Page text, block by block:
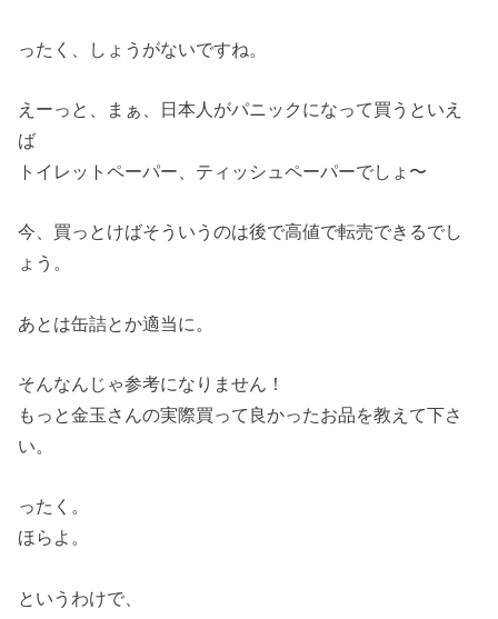
ったく、しょうがないですね。
えーっと、まぁ、日本人がパニックになって買うといえ
ば
トイレットペーパー、ティッシュペーパーでしょ〜
今、買っとけばそういうのは後で高値で転売できるでし
ょう。
あとは缶詰とか適当に。
そんなんじゃ参考になりません！
もっと金玉さんの実際買って良かったお品を教えて下さ
い。
ったく。
ほらよ。
というわけで、